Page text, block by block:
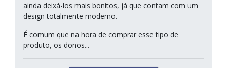
ainda deixá-los mais bonitos, já que contam com um
design totalmente moderno.
É comum que na hora de comprar esse tipo de
produto, os donos...